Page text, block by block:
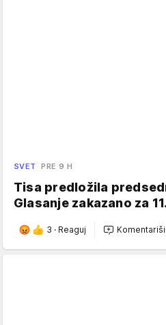
SVET PRE 9 H
Tisa predložila
Glasanje zakazano za
3 · Reaguj Komentariši